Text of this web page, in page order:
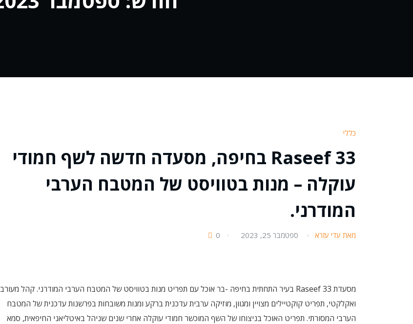
כללי
Raseef 33 בחיפה, מסעדה חדשה לשף חמודי
עוקלה – מנות בטוויסט של המטבח הערבי
המודרני.
מאת עדי עזרא ספטמבר 25, 2023 0
מסעדת Raseef 33 בעיר התחתית בחיפה -בר אוכל עם תפריט מנות בטוויסט של המטבח הערבי המודרני. קהל מעורב
ואקלקטי, תפריט קוקטיילים מצויין ומגוון, מוזיקה ערבית עדכנית ברקע ומנות משובחות בפרשנות עדכנית של המטבח
הערבי המסורתי. תפריט האוכל בניצוחו של השף המוכשר חמודי עוקלה אחרי שנים שניהל באיטליאני החיפאית, סמא